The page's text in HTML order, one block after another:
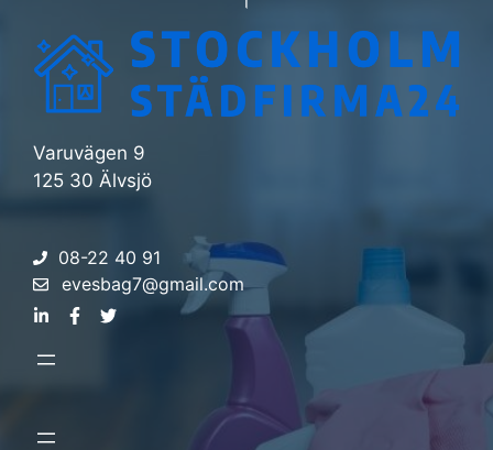
Varuvägen 9
125 30 Älvsjö
08-22 40 91
evesbag7@gmail.com